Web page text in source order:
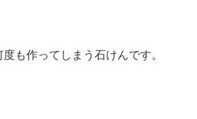
も作ってしまう石けんです。